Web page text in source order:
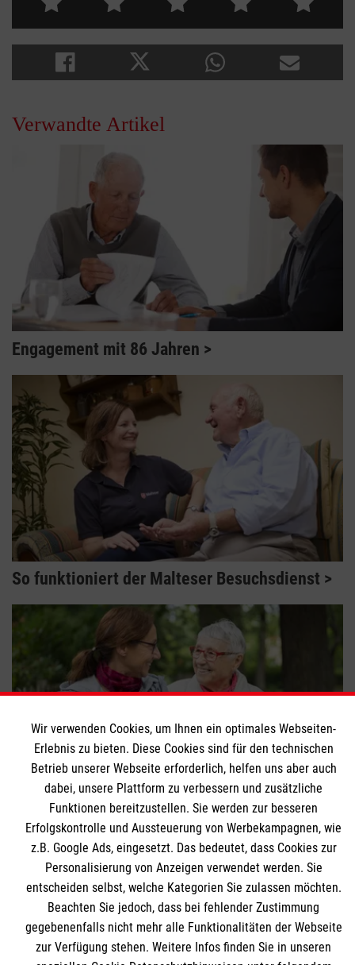
Verwandte Artikel
Engagement mit 86 Jahren
So funktioniert der Malteser Besuchsdienst
Ehrenamt als Prävention gegen Einsamkeit im
Alter
Themenübersicht Über dieses Magazin
Kontakt Impressum
Wir verwenden Cookies, um Ihnen ein optimales Webseiten-
Erlebnis zu bieten. Diese Cookies sind für den technischen
Betrieb unserer Webseite erforderlich, helfen uns aber auch
dabei, unsere Plattform zu verbessern und zusätzliche
Funktionen bereitzustellen. Sie werden zur besseren
Erfolgskontrolle und Aussteuerung von Werbekampagnen, wie
z.B. Google Ads, eingesetzt. Das bedeutet, dass Cookies zur
Personalisierung von Anzeigen verwendet werden. Sie
entscheiden selbst, welche Kategorien Sie zulassen möchten.
Beachten Sie jedoch, dass bei fehlender Zustimmung
gegebenenfalls nicht mehr alle Funktionalitäten der Webseite
zur Verfügung stehen. Weitere Infos finden Sie in unseren